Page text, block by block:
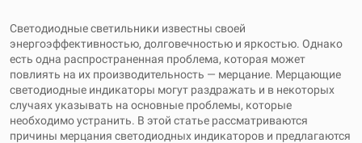
Светодиодные светильники известны своей
энергоэффективностью, долговечностью и яркостью. Однако
есть одна распространенная проблема, которая может
повлиять на их производительность — мерцание. Мерцающие
светодиодные индикаторы могут раздражать и в некоторых
случаях указывать на основные проблемы, которые
необходимо устранить. В этой статье рассматриваются
причины мерцания светодиодных индикаторов и предлагаются